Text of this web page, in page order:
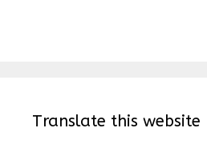
Translate this website